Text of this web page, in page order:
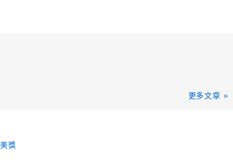
更多文章 »
獎